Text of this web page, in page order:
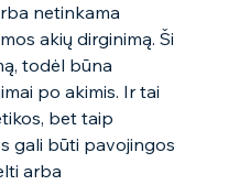
netinkama
akių dirginimą. Ši
todėl būna
po akimis. Ir tai
bet taip
gali būti pavojingos
arba